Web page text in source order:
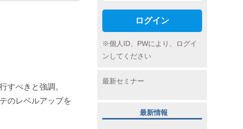
すべきと強調。
のレベルアップを
ログイン
※個人ID、PWにより、ログイ
ンしてください
最新セミナー
最新情報